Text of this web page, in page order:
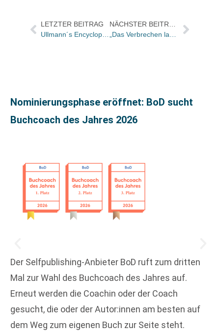
LETZTER BEITRAG
Ullmann´s Encyclopedia Webseite ausgezeichnet
Nominierungsphase eröffnet: BoD sucht
Buchcoach des Jahres 2026
Der Selfpublishing-Anbieter BoD ruft zum dritten
Mal zur Wahl des Buchcoach des Jahres auf.
Erneut werden die Coachin oder der Coach
gesucht, die oder der Autor:innen am besten auf
dem Weg zum eigenen Buch zur Seite steht.